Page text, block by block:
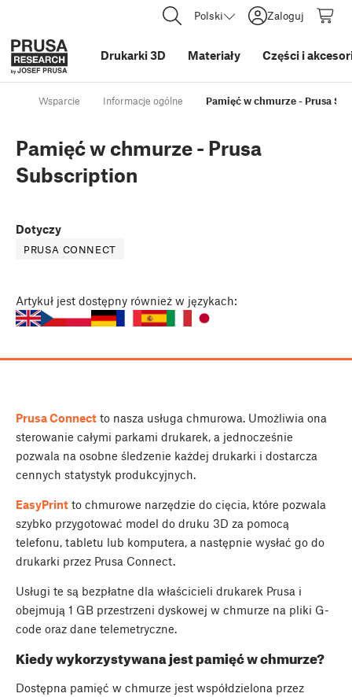
Polski Zaloguj
Drukarki 3D Materiały Części i
Wsparcie Informacje ogólne Pamięć w chmurze - Prusa
Pamięć w chmurze - Prusa
Subscription
Dotyczy
PRUSA CONNECT
Artykuł jest dostępny również w językach:
PrusaConnect to nasza usługa chmurowa. Umożliwia ona
sterowanie całymi parkami drukarek, a jednocześnie
pozwala na osobne śledzenie każdej drukarki i dostarcza
cennych statystyk produkcyjnych.
EasyPrint to chmurowe narzędzie do cięcia, które pozwala
szybko przygotować model do druku 3D za pomocą
telefonu, tabletu lub komputera, a następnie wysłać go do
drukarki przez Prusa Connect.
Usługi te są bezpłatne dla właścicieli drukarek Prusa i
obejmują 1 GB przestrzeni dyskowej w chmurze na pliki G-
code oraz dane telemetryczne.
Kiedy wykorzystywana jest pamięć w chmurze?
Dostępna pamięć w chmurze jest współdzielona przez